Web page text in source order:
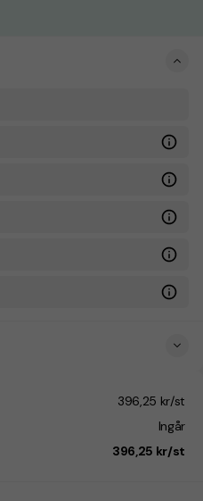
396,25 kr/st
Ingår
396,25 kr/st